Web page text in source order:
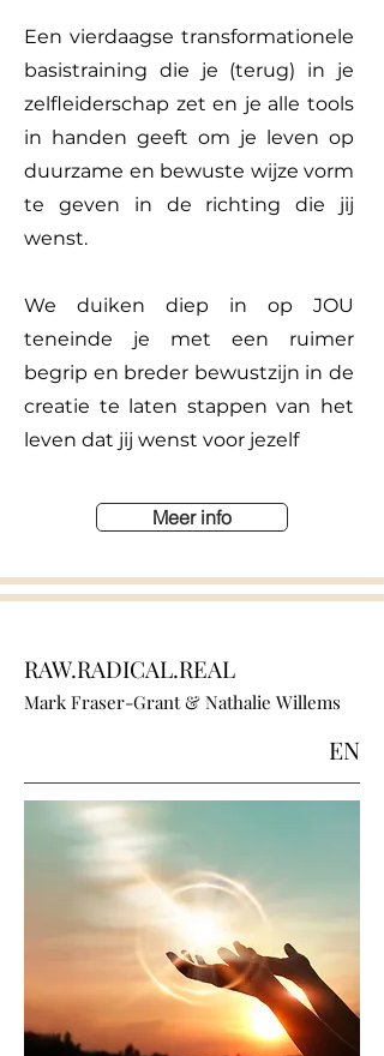
Een vierdaagse transformationele
basistraining die je (terug) in je
zelfleiderschap zet en je alle tools
in handen geeft om je leven op
duurzame en bewuste wijze vorm
te geven in de richting die jij
wenst.
We duiken diep in op JOU
teneinde je met een ruimer
begrip en breder bewustzijn in de
creatie te laten stappen van het
leven dat jij wenst voor jezelf
Meer info
RAW.RADICAL.REAL
Mark Fraser-Grant & Nathalie Willems
EN